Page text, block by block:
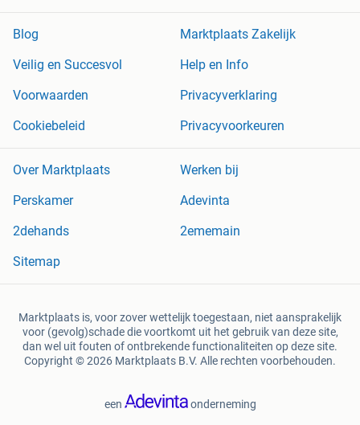
Blog
Marktplaats Zakelijk
Veilig en Succesvol
Help en Info
Voorwaarden
Privacyverklaring
Cookiebeleid
Privacyvoorkeuren
Over Marktplaats
Werken bij
Perskamer
Adevinta
2dehands
2ememain
Sitemap
Marktplaats is, voor zover wettelijk toegestaan, niet aansprakelijk
voor (gevolg)schade die voortkomt uit het gebruik van deze site,
dan wel uit fouten of ontbrekende functionaliteiten op deze site.
Copyright © 2026 Marktplaats B.V. Alle rechten voorbehouden.
een onderneming